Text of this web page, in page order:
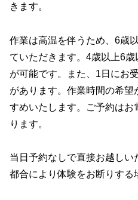
きます。
作業は高温を伴うため、6歳
ていただきます。4歳以上6
が可能です。また、1日にお
があります。作業時間の希
すめいたします。ご予約は
ります。
当日予約なしで直接お越し
都合により体験をお断りする